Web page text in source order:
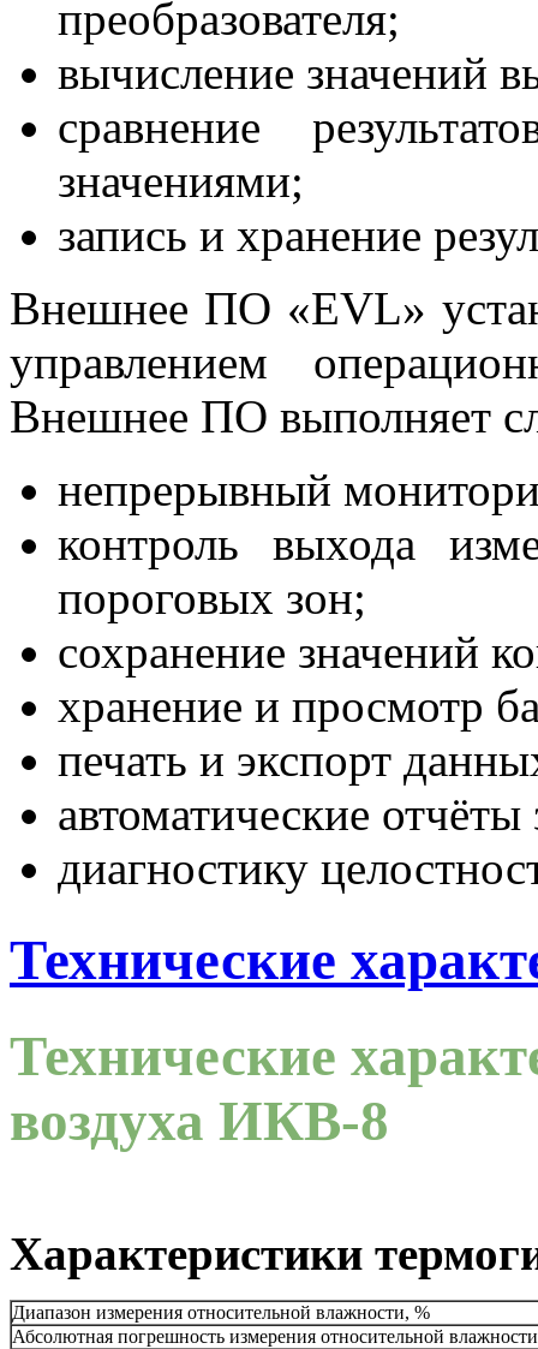
преобразователя;
вычисление значений
сравнение
значениями;
запись и хранение
Внешнее ПО «EVL»
управлением
Внешнее ПО выполняет
непрерывный
контроль выхода
пороговых зон;
сохранение значений
хранение и просмотр
печать и экспорт
автоматические
диагностику
Технические
Технические
воздуха ИКВ-8
Характеристики
Диапазон измерения относительной влажности, %
Абсолютная погрешность измерения относительной